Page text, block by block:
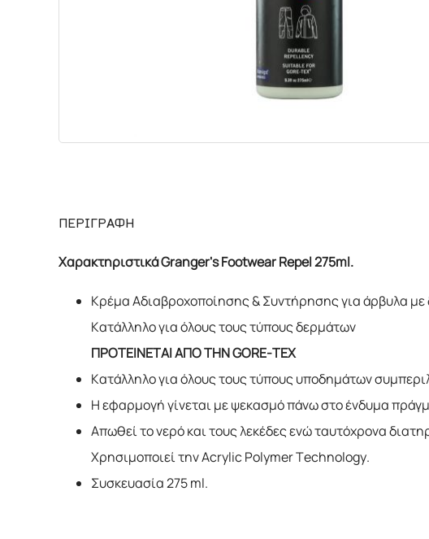
ΠΕΡΙΓΡΑΦΗ
Xαρακτηριστικά Granger's Footwear Repel 275ml.
Κρέμα Αδιαβροχοποίησης & Συντήρησης για άρβυλα
Κατάλληλο για όλους τους τύπους δερμάτων
ΠΡΟΤΕΙΝΕΤΑΙ ΑΠΟ ΤΗΝ GORE-TEX
Κατάλληλο για όλους τους τύπους υποδημάτων
Η εφαρμογή γίνεται με ψεκασμό πάνω στο ένδυμα
Απωθεί το νερό και τους λεκέδες ενώ ταυτόχρονα
​Χρησιμοποιεί την Acrylic Polymer Technology.
Συσκευασία 275 ml.